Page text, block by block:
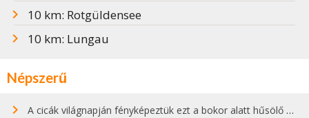
10 km: Rotgüldensee
10 km: Lungau
Népszerű
A cicák világnapján fényképeztük ezt a bokor alatt hűsölő cicát Kisorosziban